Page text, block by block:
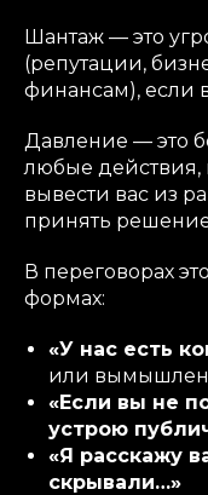
Шантаж — это
(репутации,
финансам), если
Давление — это
любые действия,
вывести вас из
принять решение
В переговорах
формах:
«У нас есть
или
«Если вы не
устрою
«Я расскажу
скрывали…»